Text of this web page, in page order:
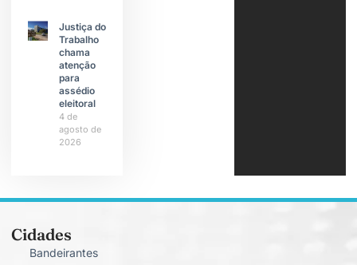
Justiça do
Trabalho
chama
atenção
para
assédio
eleitoral
4 de
agosto de
2026
Cidades
Bandeirantes